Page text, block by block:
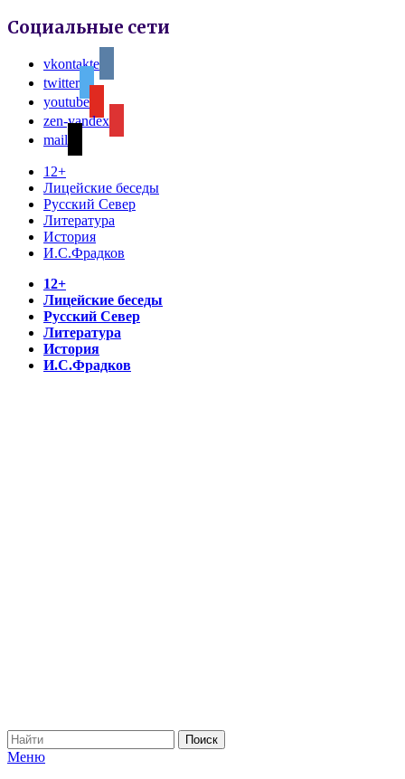
Социальные сети
vkontakte
twitter
youtube
zen-yandex
mail
12+
Лицейские беседы
Русский Север
Литература
История
И.С.Фрадков
12+
Лицейские беседы
Русский Север
Литература
История
И.С.Фрадков
Меню